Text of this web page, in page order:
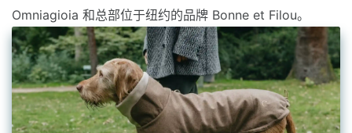
Omniagioia 和总部位于纽约的品牌 Bonne et Filou。